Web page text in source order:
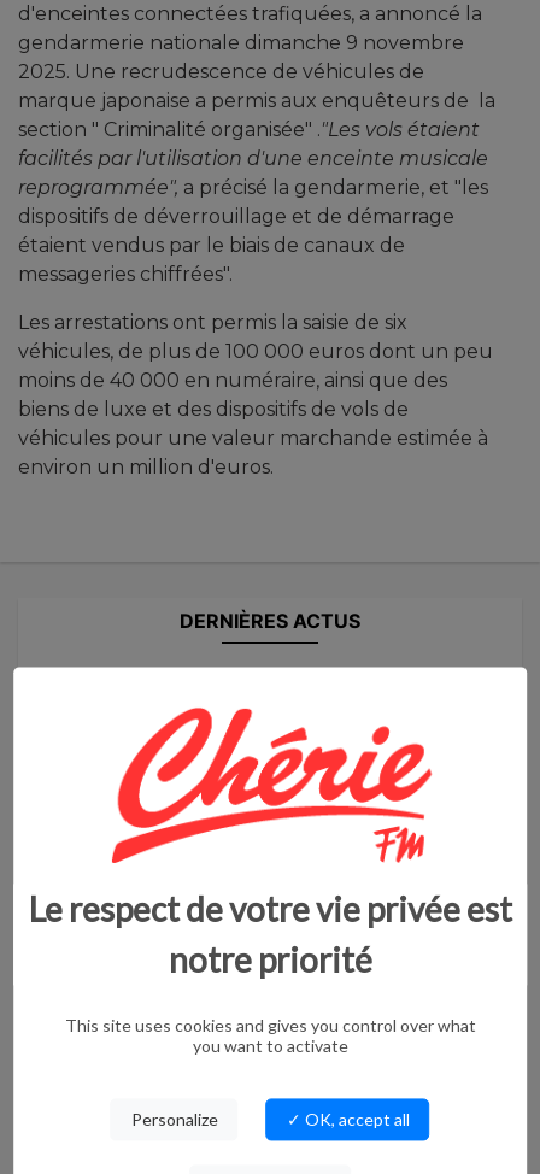
d'enceintes connectées trafiquées, a annoncé la
gendarmerie nationale dimanche 9 novembre
2025. Une recrudescence de véhicules de
marque japonaise a permis aux enquêteurs de la
section " Criminalité organisée" ."Les vols étaient
facilités par l'utilisation d'une enceinte musicale
reprogrammée", a précisé la gendarmerie, et "les
dispositifs de déverrouillage et de démarrage
étaient vendus par le biais de canaux de
messageries chiffrées".
Les arrestations ont permis la saisie de six
véhicules, de plus de 100 000 euros dont un peu
moins de 40 000 en numéraire, ainsi que des
biens de luxe et des dispositifs de vols de
véhicules pour une valeur marchande estimée à
environ un million d'euros.
DERNIÈRES ACTUS
DINO"....
jeudi 06 août - 08:36
LES JEUDIS DE NÎMES...
Sur les différentes places de Nîmes, des m...
JEAN IMBERT PLACÉ SOUS LE
STATUT DE TÉMO...
L’ancien chef du Plaza Athénée était ente...
Le respect de votre vie privée est
notre priorité
This site uses cookies and gives you control over what
you want to activate
Personalize ✓ OK, accept all